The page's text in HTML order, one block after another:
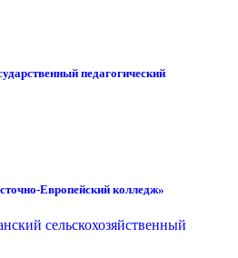
педагогический
Европейский колледж»